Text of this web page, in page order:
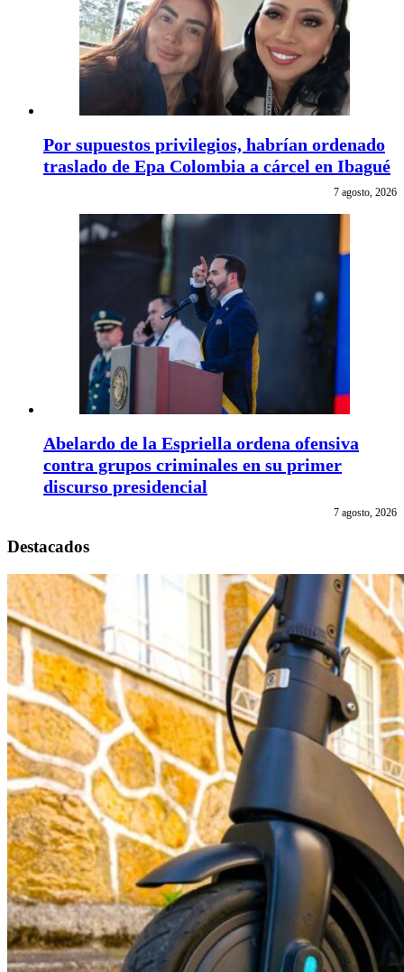
Por supuestos privilegios, habrían ordenado
traslado de Epa Colombia a cárcel en Ibagué
7 agosto, 2026
Abelardo de la Espriella ordena ofensiva
contra grupos criminales en su primer
discurso presidencial
7 agosto, 2026
Destacados